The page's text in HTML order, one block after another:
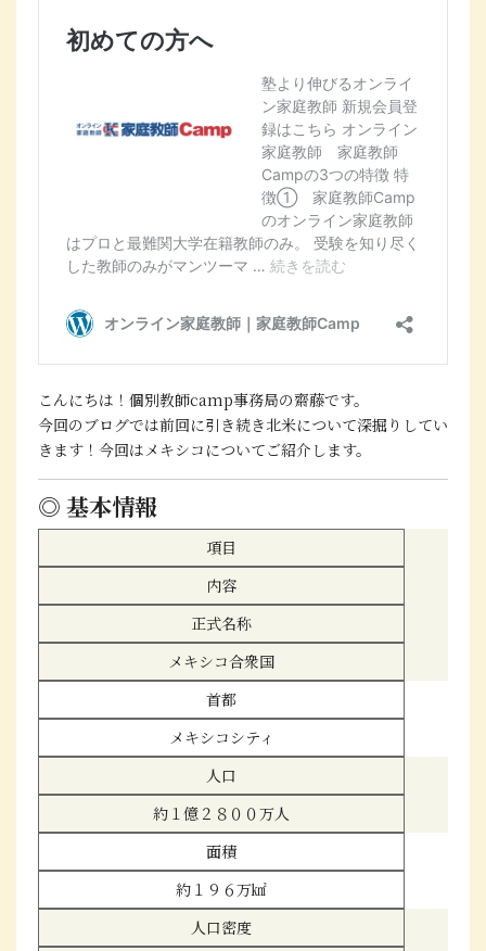
こんにちは！個別教師camp事務局の齋藤です。
今回のブログでは前回に引き続き北米について深掘りしてい
きます！今回はメキシコについてご紹介します。
◎ 基本情報
項目
内容
正式名称
メキシコ合衆国
首都
メキシコシティ
人口
約１億２８００万人
面積
約１９６万㎢
人口密度